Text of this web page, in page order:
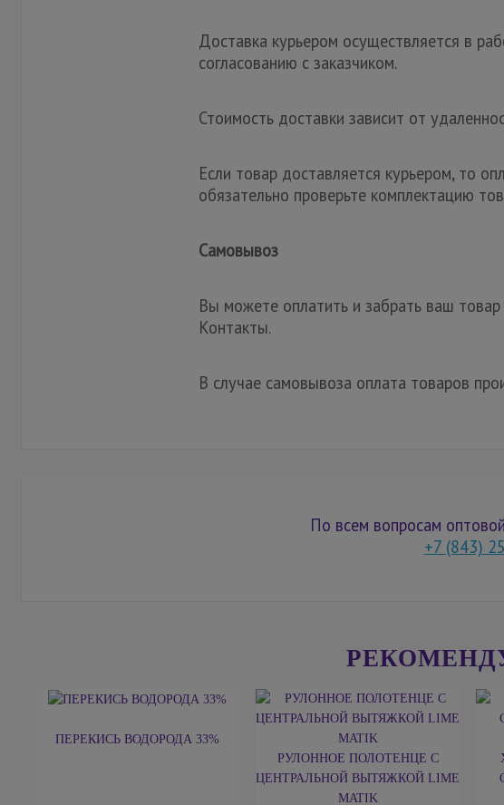
Доставка курьером осуществляется в
согласованию с заказчиком.
Стоимость доставки зависит от
Если товар доставляется курьером, то
обязательно проверьте комплектацию
Самовывоз
Вы можете оплатить и забрать ваш
Контакты.
В случае самовывоза оплата товаров
По всем вопросам
+7 (843)
ПЕРЕКИСЬ ВОДОРОДА 33%
РУЛОННОЕ ПОЛОТЕНЦЕ С
ЦЕНТРАЛЬНОЙ ВЫТЯЖКОЙ LIME
MATIK